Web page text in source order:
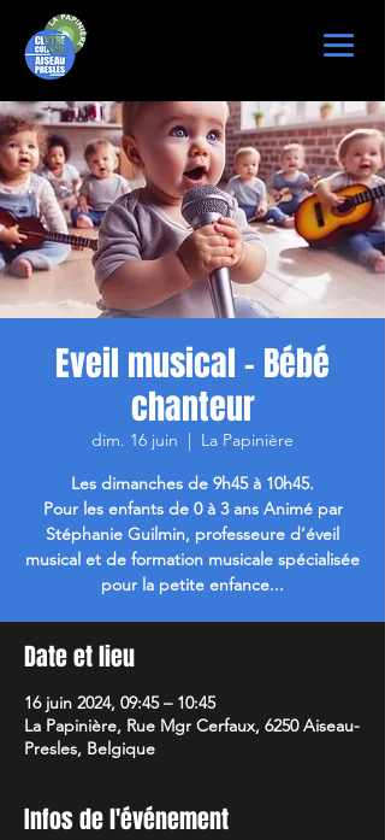
Eveil musical - Bébé
chanteur
dim. 16 juin
  |
La Papinière
Les dimanches de 9h45 à 10h45.
Pour les enfants de 0 à 3 ans Animé par
Stéphanie Guilmin, professeure d’éveil
musical et de formation musicale spécialisée
pour la petite enfance...
Date et lieu
16 juin 2024, 09:45 – 10:45
La Papinière, Rue Mgr Cerfaux, 6250 Aiseau-
Presles, Belgique
Infos de l'événement